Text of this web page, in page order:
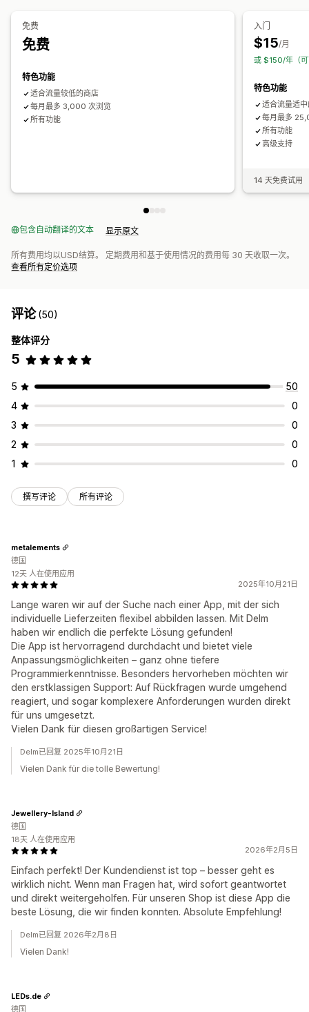
免费
免费
特色功能
适合流量较低的商店
每月最多 3,000 次浏览
所有功能
入门
$15/月
或 $150/年（可
特色功能
适合流量适
每月最多
所有功能
高级支持
14 天免费试用
包含自动翻译的文本 显示原文
所有费用均以USD结算。 定期费用和基于使用情况的费用每 30 天收取一次。
查看所有定价选项
评论(50)
整体评分
5
5
50
4
0
3
0
2
0
1
0
撰写评论 所有评论
2025年10月21日
Lange waren wir auf der Suche nach einer App, mit der sich
individuelle Lieferzeiten flexibel abbilden lassen. Mit Delm
haben wir endlich die perfekte Lösung gefunden!
Die App ist hervorragend durchdacht und bietet viele
Anpassungsmöglichkeiten – ganz ohne tiefere
Programmierkenntnisse. Besonders hervorheben möchten wir
den erstklassigen Support: Auf Rückfragen wurde umgehend
reagiert, und sogar komplexere Anforderungen wurden direkt
für uns umgesetzt.
Vielen Dank für diesen großartigen Service!
metalements
德国
12天 人在使用应用
Delm已回复 2025年10月21日
Vielen Dank für die tolle Bewertung!
2026年2月5日
Einfach perfekt! Der Kundendienst ist top – besser geht es
wirklich nicht. Wenn man Fragen hat, wird sofort geantwortet
und direkt weitergeholfen. Für unseren Shop ist diese App die
beste Lösung, die wir finden konnten. Absolute Empfehlung!
Jewellery-Island
德国
18天 人在使用应用
Delm已回复 2026年2月8日
Vielen Dank!
LEDs.de
德国